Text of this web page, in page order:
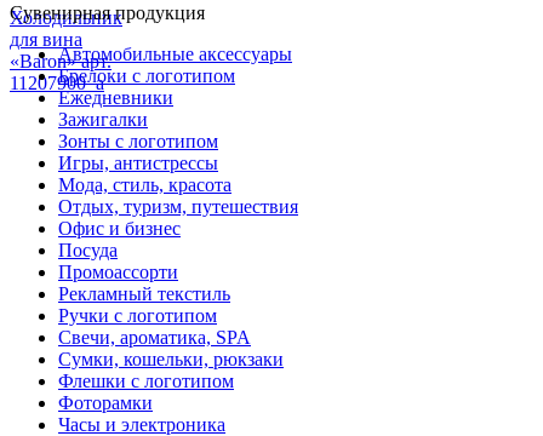
Холодильник
для вина
«Baron» арт.
11207900_a
Сувенирная продукция
Автомобильные аксессуары
Брелоки с логотипом
Ежедневники
Зажигалки
Зонты с логотипом
Игры, антистрессы
Мода, стиль, красота
Отдых, туризм, путешествия
Офис и бизнес
Посуда
Промоассорти
Рекламный текстиль
Ручки с логотипом
Свечи, ароматика, SPA
Сумки, кошельки, рюкзаки
Флешки с логотипом
Фоторамки
Часы и электроника